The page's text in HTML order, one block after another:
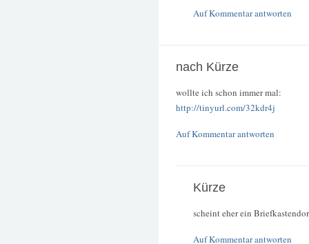
Auf Kommentar antworten
nach Kürze
wollte ich schon immer mal:
http://tinyurl.com/32kdr4j
Auf Kommentar antworten
Kürze
scheint eher ein
Auf Kommentar antworten